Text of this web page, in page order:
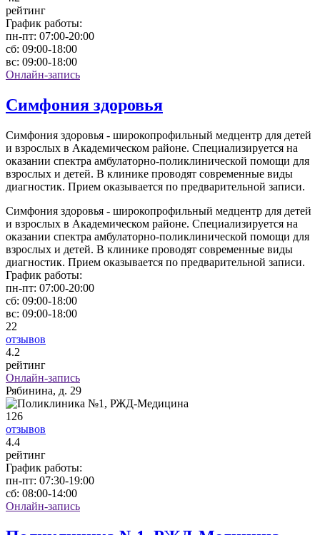
рейтинг
График работы:
пн-пт: 07:00-20:00
сб: 09:00-18:00
вс: 09:00-18:00
Онлайн-запись
Симфония здоровья
Симфония здоровья - широкопрофильный медцентр для детей
и взрослых в Академическом районе. Специализируется на
оказании спектра амбулаторно-поликлинической помощи для
взрослых и детей. В клинике проводят современные виды
диагностик. Прием оказывается по предварительной записи.
Симфония здоровья - широкопрофильный медцентр для детей
и взрослых в Академическом районе. Специализируется на
оказании спектра амбулаторно-поликлинической помощи для
взрослых и детей. В клинике проводят современные виды
диагностик. Прием оказывается по предварительной записи.
График работы:
пн-пт: 07:00-20:00
сб: 09:00-18:00
вс: 09:00-18:00
22
отзывов
4.2
рейтинг
Онлайн-запись
Рябинина, д. 29
126
отзывов
4.4
рейтинг
График работы:
пн-пт: 07:30-19:00
сб: 08:00-14:00
Онлайн-запись